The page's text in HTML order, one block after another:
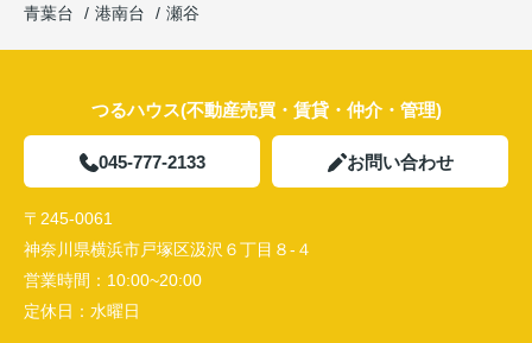
青葉台
港南台 瀬谷
つるハウス(不動産売買・賃貸・仲介・管理)
045-777-2133 お問い合わせ
〒245-0061
神奈川県横浜市戸塚区汲沢６丁目８-４
営業時間： 10:00~20:00
定休日： 水曜日